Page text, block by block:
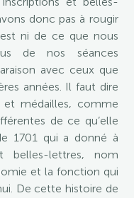
donc pas à rougir
ni de ce que nous
de nos séances
avec ceux que
années. Il faut dire
et médailles, comme
de ce qu’elle
1701 qui a donné à
belles-lettres, nom
et la fonction qui
De cette histoire de